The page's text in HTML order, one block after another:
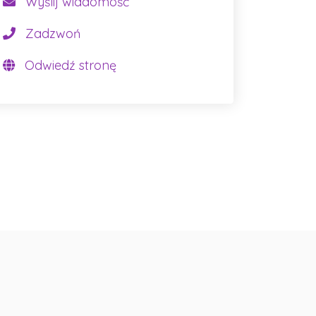
Zadzwoń
Odwiedź stronę